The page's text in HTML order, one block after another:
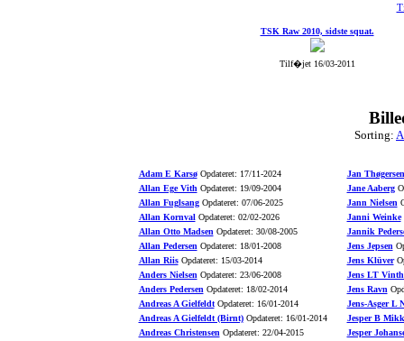
TSK Raw 2010, sidste squat.
Tilf�jet 16/03-2011
Sorting:
Adam E KarsøOpdateret: 17/11-2024
Allan Ege Vith Opdateret: 19/09-2004
Allan FuglsangOpdateret: 07/06-2025
Allan KornvalOpdateret: 02/02-2026
Allan Otto Madsen Opdateret: 30/08-2005
Allan Pedersen Opdateret: 18/01-2008
Allan RiisOpdateret: 15/03-2014
Anders Nielsen Opdateret: 23/06-2008
Anders Pedersen Opdateret: 18/02-2014
Andreas A GielfeldtOpdateret: 16/01-2014
Andreas A Gielfeldt (Birnt)Opdateret: 16/01-2014
Andreas Christensen Opdateret: 22/04-2015
Jan Thøgersen
Jane Aaberg
Jann Nielsen
Janni Weinke
Jannik
Jens Jepsen
Jens Klüver
Jens LT
Jens Ravn
Jens-Asger L
Jesper B
Jesper